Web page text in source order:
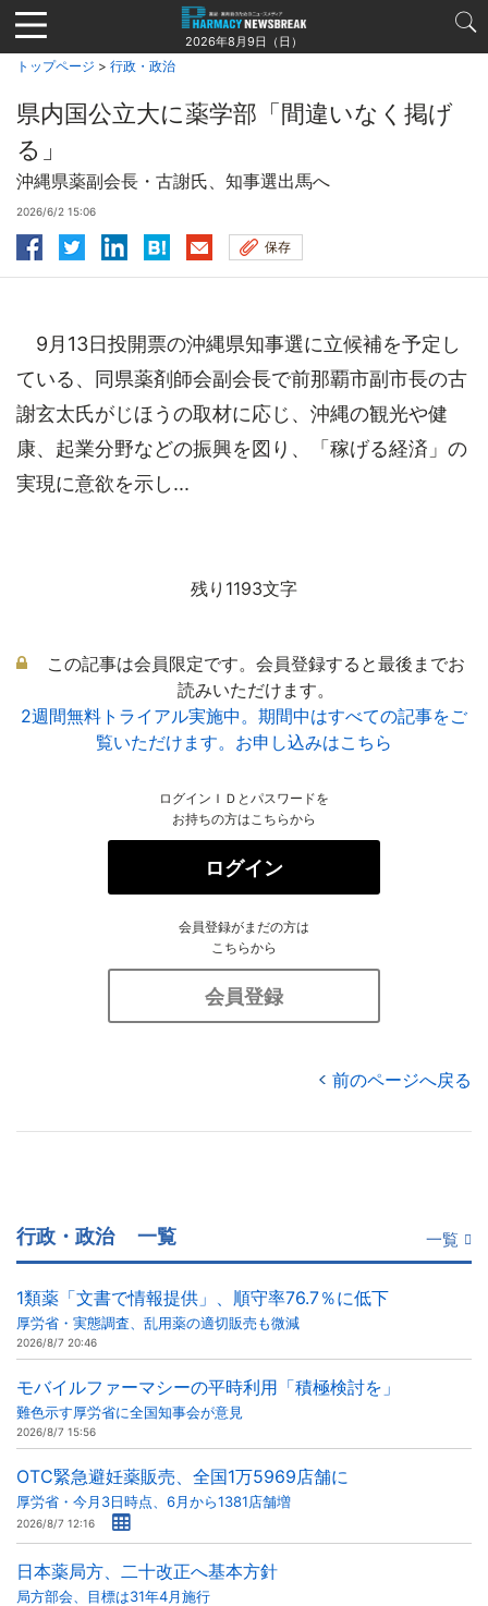
Jump
to
navigation
2026年8月9日（日）
トップページ > 行政・政治
県内国公立大に薬学部「間違いなく掲げ
る」
沖縄県薬副会長・古謝氏、知事選出馬へ
2026/6/2 15:06
保存
9月13日投開票の沖縄県知事選に立候補を予定し
ている、同県薬剤師会副会長で前那覇市副市長の古
謝玄太氏がじほうの取材に応じ、沖縄の観光や健
康、起業分野などの振興を図り、「稼げる経済」の
実現に意欲を示し...
残り1193文字
この記事は会員限定です。会員登録すると最後までお
読みいただけます。
2週間無料トライアル実施中。期間中はすべての記事をご
覧いただけます。お申し込みはこちら
ログインＩＤとパスワードを
お持ちの方はこちらから
ログイン
会員登録がまだの方は
こちらから
会員登録
前のページへ戻る
行政・政治 一覧 一覧
1類薬「文書で情報提供」、順守率76.7％に低下
厚労省・実態調査、乱用薬の適切販売も微減
2026/8/7 20:46
モバイルファーマシーの平時利用「積極検討を」
難色示す厚労省に全国知事会が意見
2026/8/7 15:56
OTC緊急避妊薬販売、全国1万5969店舗に
厚労省・今月3日時点、6月から1381店舗増
2026/8/7 12:16
日本薬局方、二十改正へ基本方針
局方部会、目標は31年4月施行